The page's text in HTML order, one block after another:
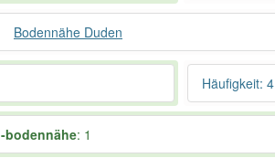
Bodennähe Duden
Häufigkeit:
-bodennähe: 1